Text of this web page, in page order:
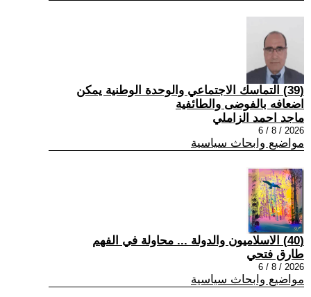
(39) التماسك الاجتماعي والوحدة الوطنية يمكن
اضعافه بالفوضى والطائفية
ماجد احمد الزاملي
2026 / 8 / 6
مواضيع وابحاث سياسية
(40) الاسلاميون والدولة ... محاولة في الفهم
طارق فتحي
2026 / 8 / 6
مواضيع وابحاث سياسية